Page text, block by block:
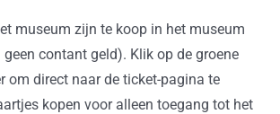
museum zijn te koop in het museum
contant geld). Klik op de groene
om direct naar de ticket-pagina te
kopen voor alleen toegang tot het